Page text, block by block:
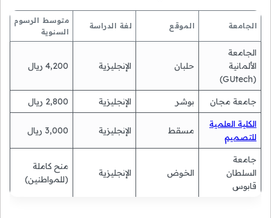
الجامعة الموقع لغة الدراسة
متوسط الرسوم
السنوية
الجامعة
الألمانية
(GUtech)
حلبان الإنجليزية 4,200 ريال
جامعة مجان بوشر الإنجليزية 2,800 ريال
الكلية العلمية
للتصميم
مسقط الإنجليزية 3,000 ريال
جامعة
السلطان
قابوس
الخوض الإنجليزية
منح كاملة
(للمواطنين)